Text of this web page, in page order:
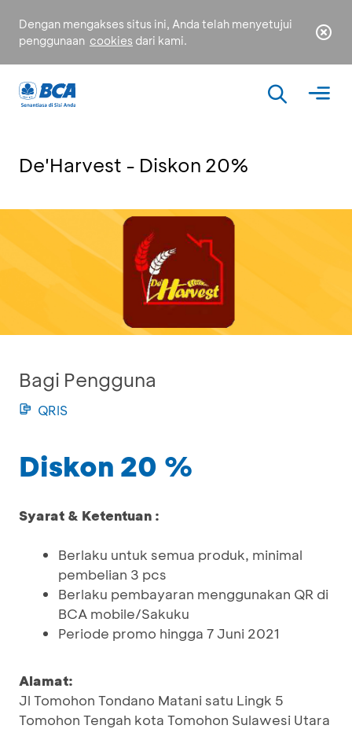
Dengan mengakses situs ini, Anda telah menyetujui
penggunaan cookies dari kami.
De'Harvest - Diskon 20%
Bagi Pengguna
QRIS
Diskon 20 %
Syarat & Ketentuan :
Berlaku untuk semua produk, minimal
pembelian 3 pcs
Berlaku pembayaran menggunakan QR di
BCA mobile/Sakuku
Periode promo hingga 7 Juni 2021
Alamat:
Jl Tomohon Tondano Matani satu Lingk 5
Tomohon Tengah kota Tomohon Sulawesi Utara